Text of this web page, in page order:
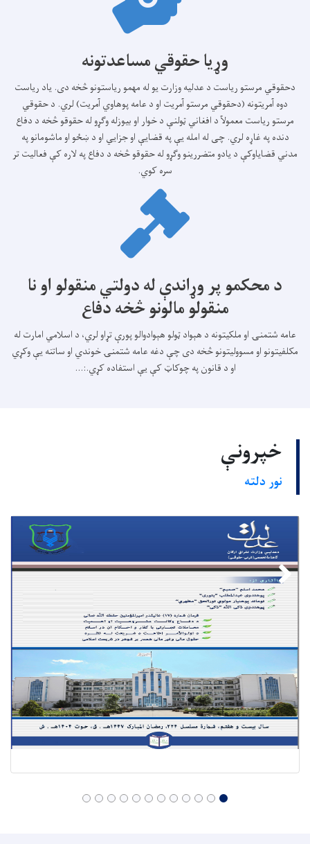
وړیا حقوقي مساعدتونه
دحقوقي مرستو ریاست د عدلیه وزارت یو له مهمو ریاستونو څخه دی. یاد ریاست
دوه آمریتونه (دحقوقي مرستو آمریت او د عامه پوهاوي آمریت) لري. د حقوقي
مرستو ریاست معمولآ د افغاني ټولنې د خوار او بیوزله وګړو له حقوقو څخه د دفاع
دنده په غاړه لري. چی له امله یې په قضایې او جزایي او د ښځو او ماشومانو په
مدني قضایاوکې د یادو متضررینو وګړو له حقوقو څخه د دفاع په لاره کې فعالیت تر
سره کوي.
د محکمو پر وړاندې له دولتي منقولو او نا
منقولو مالونو څخه دفاع
عامه شتمنۍ او ملکیتونه د هېواد ټولو هېوادوالو پورې تړاو لري، د اسلامي امارت له
مکلفیتونو او مسوولیتونو څخه دی چې دغه عامه شتمنۍ خوندي او ساتنه یې وکړي
او د قانون په چوکاټ کې يې استفاده کړي.:...
خپرونې
نور دلته